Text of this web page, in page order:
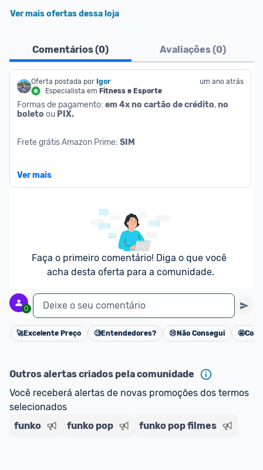
Ver mais ofertas dessa loja
Comentários (0) Avaliações (0)
Oferta postada por Igor
Especialista em Fitness e Esporte
um ano atrás
Formas de pagamento: em 4x no cartão de crédito, no
boleto ou PIX.
Frete grátis Amazon Prime: SIM
Atenção: Os tributos de importação estão incluídos. Você
Ver mais
Faça o primeiro comentário! Diga o que você
acha desta oferta para a comunidade.
0 Deixe o seu comentário
Cancelar
🚀Excelente Preço 🧐Entendedores? 😢 Não Consegui 🤩
Outros alertas criados pela comunidade
Você receberá alertas de novas promoções dos termos
selecionados
funko
funko pop funko pop filmes